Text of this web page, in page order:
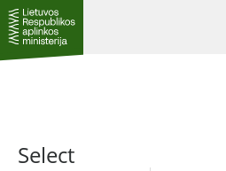
Select